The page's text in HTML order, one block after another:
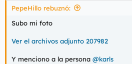
PepeHillo rebuznó:
Subo mi foto
Ver el archivos adjunto 207982
Y menciono a la persona @karls